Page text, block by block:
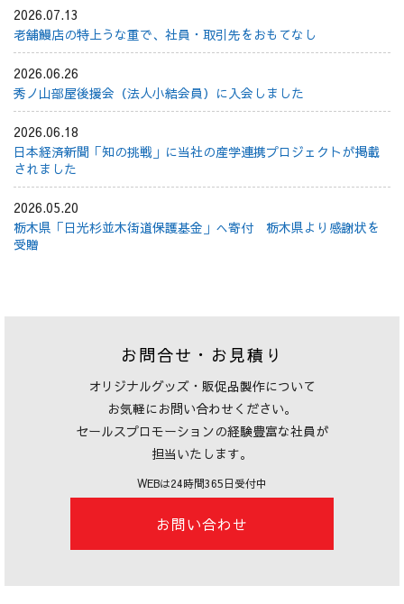
2026.07.13
老舗鰻店の特上うな重で、社員・取引先をおもてなし
2026.06.26
秀ノ山部屋後援会（法人小結会員）に入会しました
2026.06.18
日本経済新聞「知の挑戦」に当社の産学連携プロジェクトが掲載
されました
2026.05.20
栃木県「日光杉並木街道保護基金」へ寄付 栃木県より感謝状を
受贈
お問合せ・お見積り
オリジナルグッズ・販促品製作について
お気軽にお問い合わせください。
セールスプロモーションの経験豊富な社員が
担当いたします。
WEBは24時間365日受付中
お問い合わせ